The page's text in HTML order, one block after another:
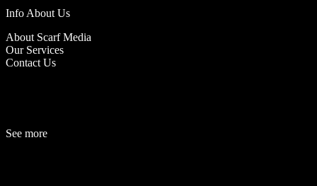
Info About Us
About Scarf Media
Our Services
Contact Us
See more